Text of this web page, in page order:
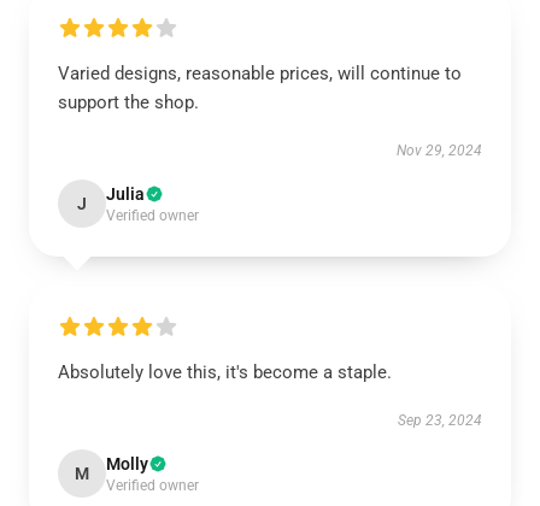
Varied designs, reasonable prices, will continue to
support the shop.
Nov 29, 2024
J Julia
Verified owner
Absolutely love this, it's become a staple.
Sep 23, 2024
M Molly
Verified owner